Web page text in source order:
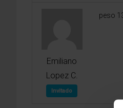
Emiliano
Lopez C.
Invitado
peso